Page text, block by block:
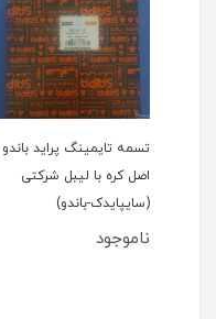
تسمه تایمینگ پراید باندو
اصل کره با لیبل شرکتی
(سایپایدک-باندو)
ناموجود